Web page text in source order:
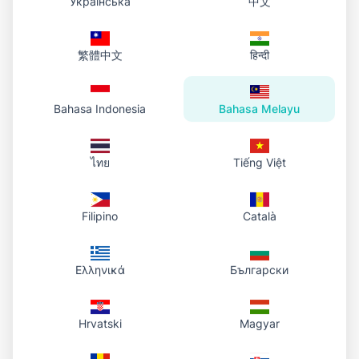
繁體中文 हिन्दी
Bahasa Indonesia Bahasa Melayu
ไทย Tiếng Việt
Filipino Català
Ελληνικά Български
Hrvatski Magyar